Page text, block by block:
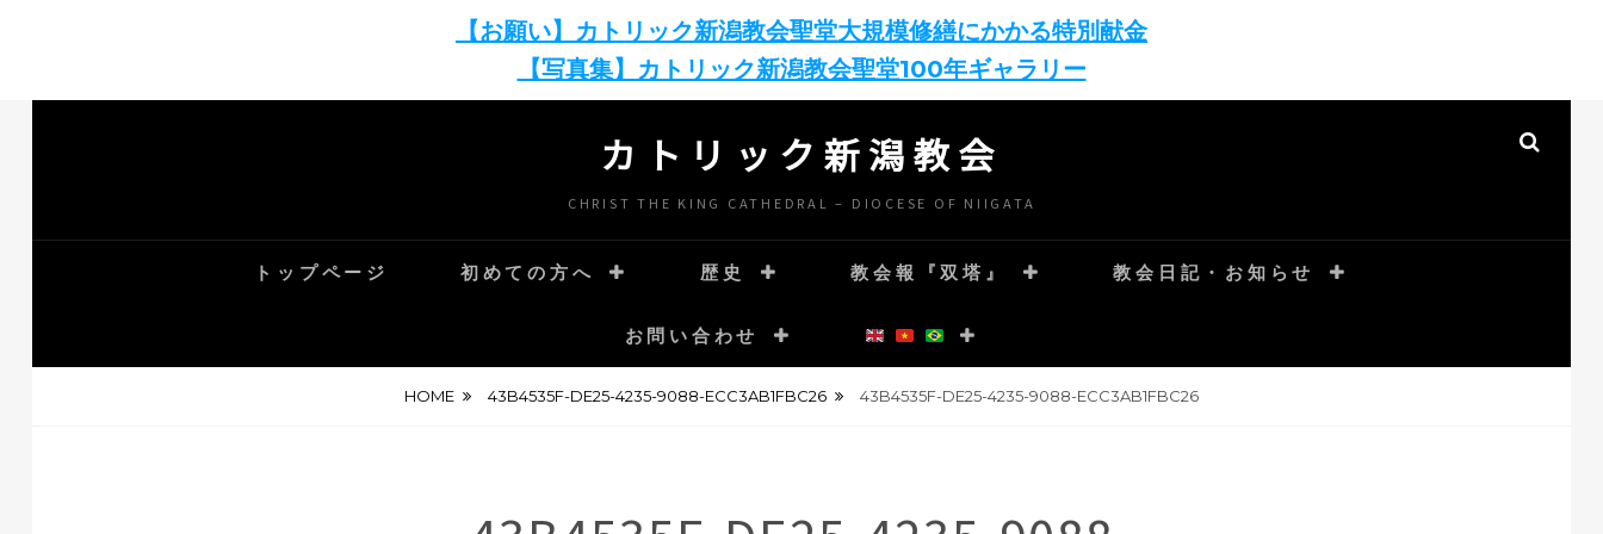
【お願い】カトリック新潟教会聖堂大規模修繕にかかる特別献金
【写真集】カトリック新潟教会聖堂100年ギャラリー
カトリック新潟教会
CHRIST THE KING CATHEDRAL – DIOCESE OF NIIGATA
トップページ 初めての方へ 歴史 教会報『双塔』 教会日記・お知らせ
お問い合わせ
HOME 43B4535F-DE25-4235-9088-ECC3AB1FBC26 43B4535F-DE25-4235-9088-ECC3AB1FBC26